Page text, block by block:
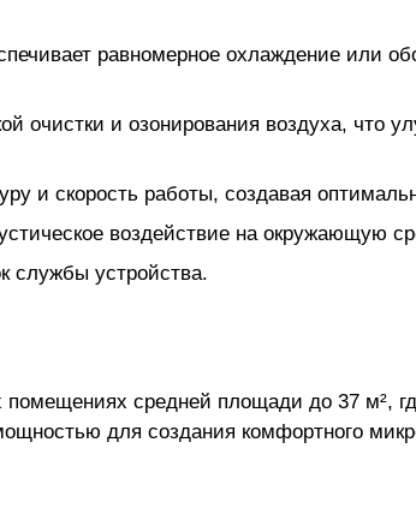
равномерное охлаждение или
и озонирования воздуха, что
и скорость работы, создавая
воздействие на окружающую
службы устройства.
помещениях средней площади до 37 м²,
для создания комфортного